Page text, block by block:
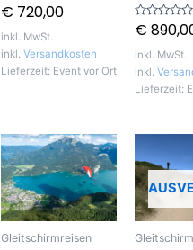
Bewertet
mit
0
von
5
€ 720,00
inkl. MwSt.
inkl. Versandkosten
Lieferzeit: Event vor Ort
Bewertet
mit
0
von
5
€
inkl. MwSt.
inkl.
Lieferzeit:
Gleitschirmreisen